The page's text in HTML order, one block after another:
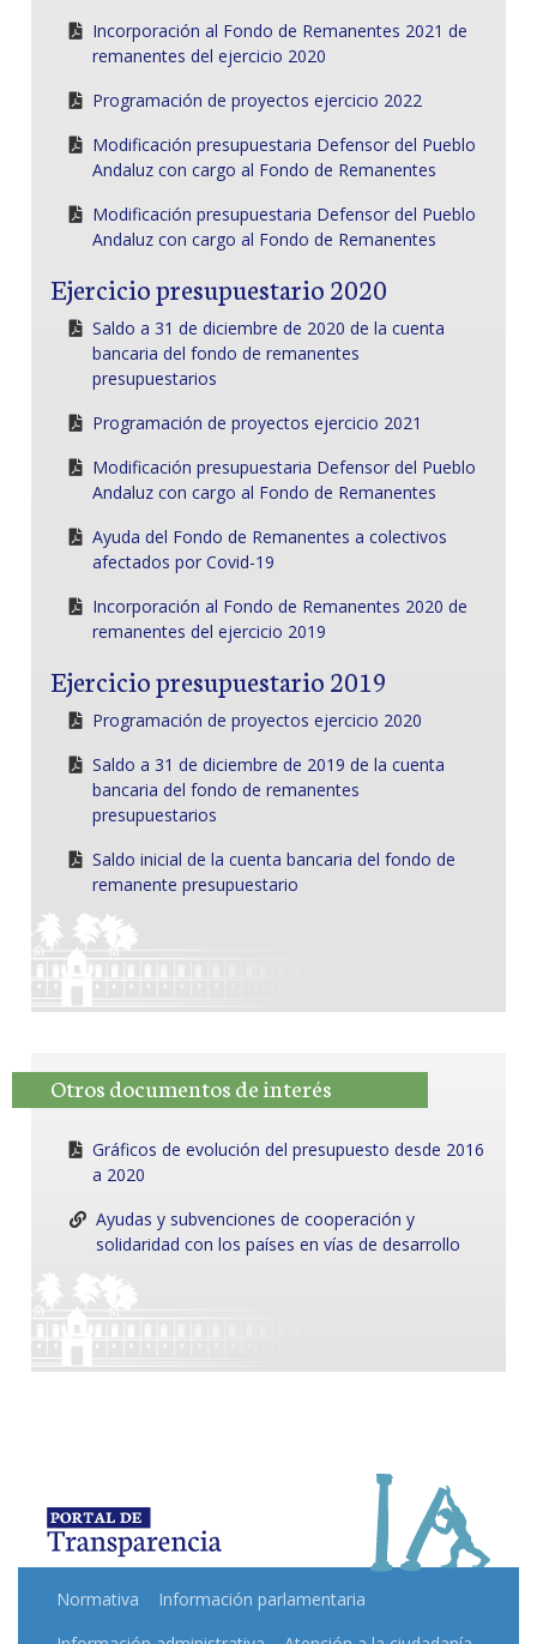
Incorporación al Fondo de Remanentes 2021 de
remanentes del ejercicio 2020
Programación de proyectos ejercicio 2022
Modificación presupuestaria Defensor del Pueblo
Andaluz con cargo al Fondo de Remanentes
Modificación presupuestaria Defensor del Pueblo
Andaluz con cargo al Fondo de Remanentes
Ejercicio presupuestario 2020
Saldo a 31 de diciembre de 2020 de la cuenta
bancaria del fondo de remanentes
presupuestarios
Programación de proyectos ejercicio 2021
Modificación presupuestaria Defensor del Pueblo
Andaluz con cargo al Fondo de Remanentes
Ayuda del Fondo de Remanentes a colectivos
afectados por Covid-19
Incorporación al Fondo de Remanentes 2020 de
remanentes del ejercicio 2019
Ejercicio presupuestario 2019
Programación de proyectos ejercicio 2020
Saldo a 31 de diciembre de 2019 de la cuenta
bancaria del fondo de remanentes
presupuestarios
Saldo inicial de la cuenta bancaria del fondo de
remanente presupuestario
Otros documentos de interés
Gráficos de evolución del presupuesto desde 2016
a 2020
Ayudas y subvenciones de cooperación y
solidaridad con los países en vías de desarrollo
Normativa
Información parlamentaria